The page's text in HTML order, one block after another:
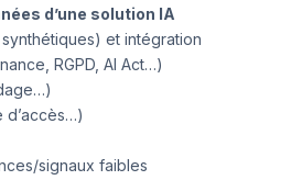
d’une solution IA
et intégration
RGPD, AI Act…)
d’accès…)
signaux faibles